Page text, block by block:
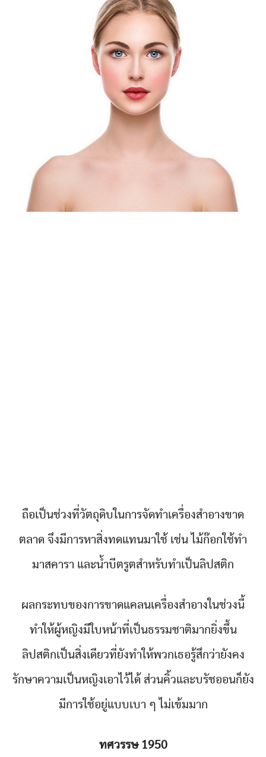
ถือเป็นช่วงที่วัตถุดิบในการจัดทำเครื่องสำอางขาด
ตลาด จึงมีการหาสิ่งทดแทนมาใช้ เช่น ไม้ก๊อกใช้ทำ
มาสคารา และน้ำบีตรูตสำหรับทำเป็นลิปสติก
ผลกระทบของการขาดแคลนเครื่องสำอางในช่วงนี้
ทำให้ผู้หญิงมีใบหน้าที่เป็นธรรมชาติมากยิ่งขึ้น
ลิปสติกเป็นสิ่งเดียวที่ยังทำให้พวกเธอรู้สึกว่ายังคง
รักษาความเป็นหญิงเอาไว้ได้ ส่วนคิ้วและบรัชออนก็ยัง
มีการใช้อยู่แบบเบา ๆ ไม่เข้มมาก
ทศวรรษ 1950